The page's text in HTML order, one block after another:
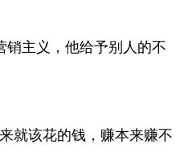
主义，他给予别人的不
该花的钱，赚本来赚不